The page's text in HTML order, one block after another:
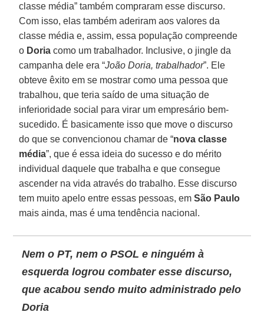
classe média” também compraram esse discurso.
Com isso, elas também aderiram aos valores da
classe média e, assim, essa população compreende
o Doria como um trabalhador. Inclusive, o jingle da
campanha dele era “João Doria, trabalhador”. Ele
obteve êxito em se mostrar como uma pessoa que
trabalhou, que teria saído de uma situação de
inferioridade social para virar um empresário bem-
sucedido. É basicamente isso que move o discurso
do que se convencionou chamar de “nova classe
média”, que é essa ideia do sucesso e do mérito
individual daquele que trabalha e que consegue
ascender na vida através do trabalho. Esse discurso
tem muito apelo entre essas pessoas, emSão Paulo
mais ainda, mas é uma tendência nacional.
Nem o PT, nem o PSOL e ninguém à
esquerda logrou combater esse discurso,
que acabou sendo muito administrado pelo
Doria